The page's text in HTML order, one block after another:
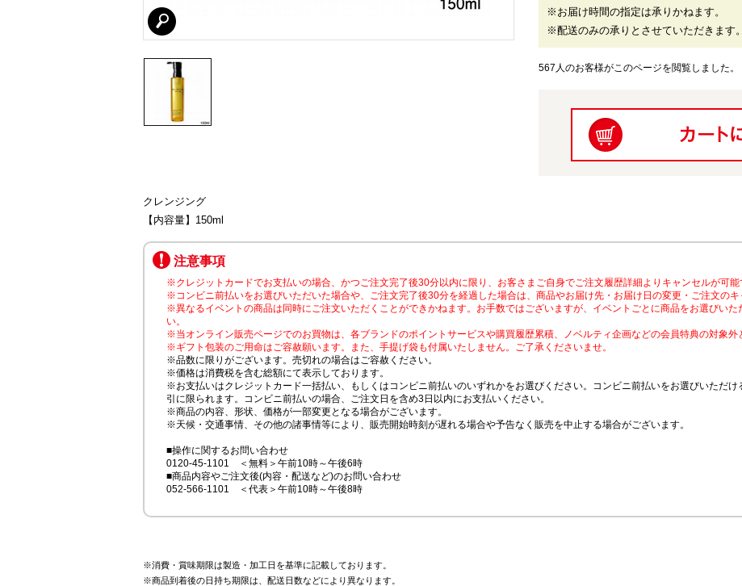
※お届け時間の指定は承りかねます。
※配送のみの承りとさせていただきます。
567人のお客様がこのページを閲覧しました。
クレンジング
【内容量】150ml
注意事項
※クレジットカードでお支払いの場合、かつご注文完了後30分以内に限り、お客さまご自身でご注文履歴詳細よりキャンセルが可能
※コンビニ前払いをお選びいただいた場合や、ご注文完了後30分を経過した場合は、商品やお届け先・お届け日の変更・ご注文のキ
※異なるイベントの商品は同時にご注文いただくことができかねます。お手数ではございますが、イベントごとに商品をお選びいた
い。
※当オンライン販売ページでのお買物は、各ブランドのポイントサービスや購買履歴累積、ノベルティ企画などの会員特典の対象外
※ギフト包装のご用命はご容赦願います。また、手提げ袋も付属いたしません。ご了承くださいませ。
※品数に限りがございます。売切れの場合はご容赦ください。
※価格は消費税を含む総額にて表示しております。
※お支払いはクレジットカード一括払い、もしくはコンビニ前払いのいずれかをお選びください。コンビニ前払いをお選びいただ
引に限られます。コンビニ前払いの場合、ご注文日を含め3日以内にお支払いください。
※商品の内容、形状、価格が一部変更となる場合がございます。
※天候・交通事情、その他の諸事情等により、販売開始時刻が遅れる場合や予告なく販売を中止する場合がございます。
■操作に関するお問い合わせ
0120-45-1101 ＜無料＞午前10時～午後6時
■商品内容やご注文後(内容・配送など)のお問い合わせ
052-566-1101 ＜代表＞午前10時～午後8時
※消費・賞味期限は製造・加工日を基準に記載しております。
※商品到着後の日持ち期限は、配送日数などにより異なります。